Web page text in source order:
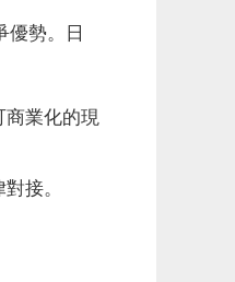
優勢。日
業化的現
接。